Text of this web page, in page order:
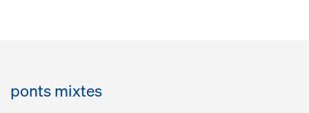
ponts mixtes